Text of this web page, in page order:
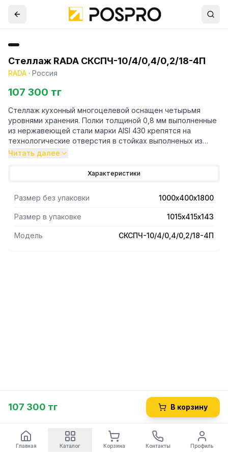
Стеллаж RADA СКСПЧ-10/4/0,4/0,2/18-4П
RADA · Россия
107 300 тг
Стеллаж кухонный многоцелевой оснащен четырьмя
уровнями хранения. Полки толщиной 0,8 мм выполненные
из нержавеющей стали марки AISI 430 крепятся на
технологические отверстия в стойках выполненых из
трубы профильной 40х20 марки AISI 430 и толщиной 1,2
разорбраном виде. Вариант поставки 4 полки и
комплекта 28 кг. Габариты упаковки полок 1015х415х143 мм.
Читать далее
Характеристики
Размер без упаковки 1000х400х1800
Размер в упаковке 1015х415х143
Модель СКСПЧ-10/4/0,4/0,2/18-4П
107 300 тг В корзину
Главная Каталог Корзина Контакты Профиль